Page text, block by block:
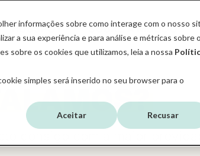
informações sobre como interage com o nosso
a sua experiência e para análise e métricas sobre
sobre os cookies que utilizamos, leia a nossa
simples será inserido no seu browser para o
Aceitar Recusar
HUBSPOT SOBRE A MBUDO
FALAMOS?